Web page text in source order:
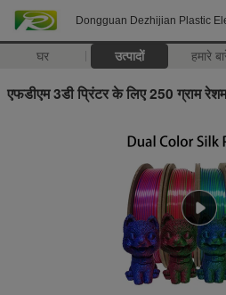
Dongguan Dezhijian Plastic
घर उत्पादों हमारे
एफडीएम 3डी प्रिंटर के लिए 250 ग्राम